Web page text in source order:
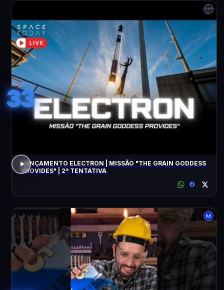
33
LANÇAMENTO ELECTRON | MISSÃO "THE GRAIN GODDESS
PROVIDES" | 2ª TENTATIVA